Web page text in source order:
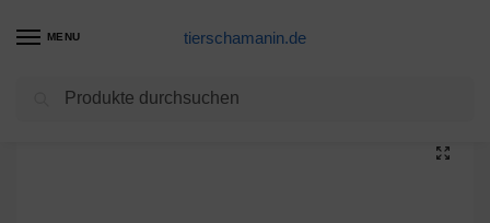
MENU tierschamanin.de
Futternapf Produkte / Marmor schwarz Keramik Hundenapf Futternapf Fressnapf Napf für Hund Katzen mit Massivholz Ständer (2 Stück)